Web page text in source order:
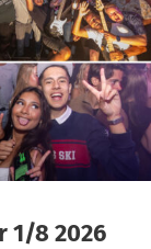
1/8 2026